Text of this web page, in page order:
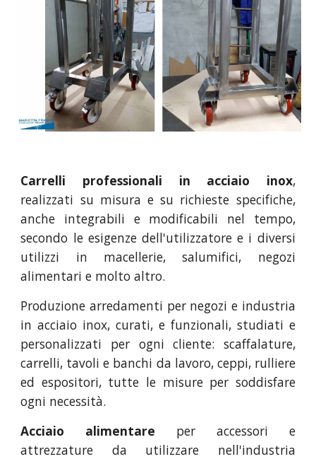
Carrelli professionali in acciaio inox,
realizzati su misura e su richieste specifiche,
anche integrabili e modificabili nel tempo,
secondo le esigenze dell'utilizzatore e i diversi
utilizzi in macellerie, salumifici, negozi
alimentari e molto altro.
Produzione arredamenti per negozi e industria
in acciaio inox, curati, e funzionali, studiati e
personalizzati per ogni cliente: scaffalature,
carrelli, tavoli e banchi da lavoro, ceppi, rulliere
ed espositori, tutte le misure per soddisfare
ogni necessità.
Acciaio alimentare per accessori e
attrezzature da utilizzare nell'industria